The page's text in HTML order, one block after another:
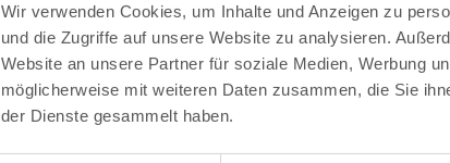
Wir verwenden Cookies, um Inhalte und Anzeigen zu
und die Zugriffe auf unsere Website zu analysieren.
Website an unsere Partner für soziale Medien, Werbung
möglicherweise mit weiteren Daten zusammen, die Sie
der Dienste gesammelt haben.